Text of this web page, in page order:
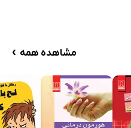
مشاهده همه ›